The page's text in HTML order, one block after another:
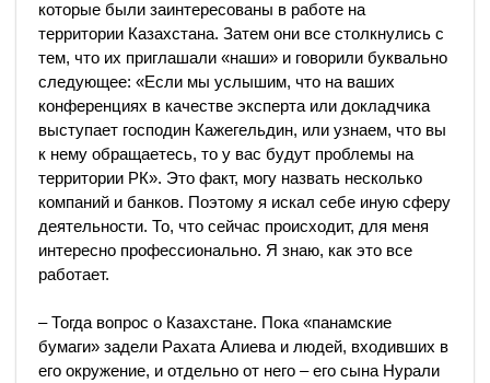
которые были заинтересованы в работе на
территории Казахстана. Затем они все столкнулись с
тем, что их приглашали «наши» и говорили буквально
следующее: «Если мы услышим, что на ваших
конференциях в качестве эксперта или докладчика
выступает господин Кажегельдин, или узнаем, что вы
к нему обращаетесь, то у вас будут проблемы на
территории РК». Это факт, могу назвать несколько
компаний и банков. Поэтому я искал себе иную сферу
деятельности. То, что сейчас происходит, для меня
интересно профессионально. Я знаю, как это все
работает.
– Тогда вопрос о Казахстане. Пока «панамские
бумаги» задели Рахата Алиева и людей, входивших в
его окружение, и отдельно от него – его сына Нурали